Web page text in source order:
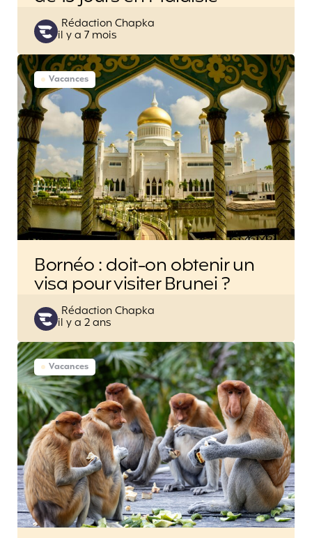
Posted
by
Rédaction Chapka
il y a 7 mois
Vacances
Bornéo : doit-on obtenir un
visa pour visiter Brunei ?
Posted
by
Rédaction Chapka
il y a 2 ans
Vacances